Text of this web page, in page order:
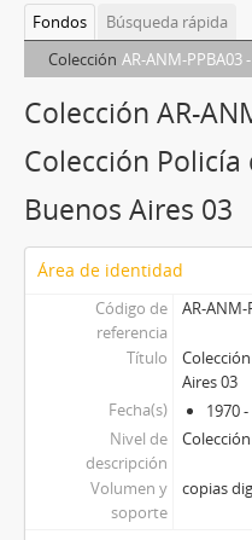
Fondos
Búsqueda rápida
Colección AR-ANM-PPBA03 -
Colección AR-
Colección
Buenos Aires 03
Área de identidad
Código de
referencia
AR-ANM-
Título
Aires 03
Fecha(s)
1970
Nivel de
descripción
Colección
Volumen y
soporte
copias